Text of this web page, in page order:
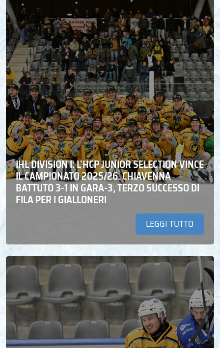
IHL DIVISION I: L’HCP JUNIOR SELECTION VINCE
IL CAMPIONATO 2025/26. CHIAVENNA
BATTUTO 3-1 IN GARA-3, TERZO SUCCESSO DI
FILA PER I GIALLONERI
LEGGI TUTTO